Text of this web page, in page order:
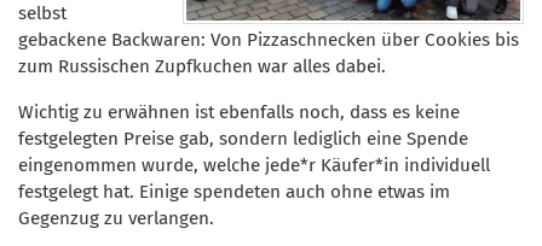
selbst
gebackene Backwaren: Von Pizzaschnecken über Cookies bis
zum Russischen Zupfkuchen war alles dabei.
Wichtig zu erwähnen ist ebenfalls noch, dass es keine
festgelegten Preise gab, sondern lediglich eine Spende
eingenommen wurde, welche jede*r Käufer*in individuell
festgelegt hat. Einige spendeten auch ohne etwas im
Gegenzug zu verlangen.